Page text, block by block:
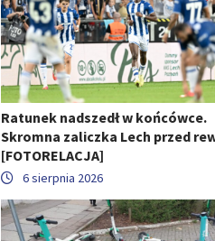
Ratunek nadszedł w końcówce.
Skromna zaliczka Lech przed
[FOTORELACJA]
6 sierpnia 2026